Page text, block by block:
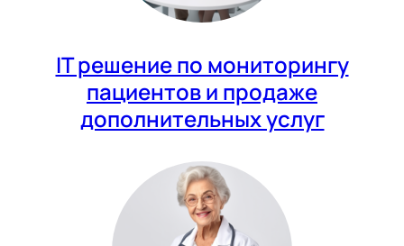
IT решение по мониторингу
пациентов и продаже
дополнительных услуг